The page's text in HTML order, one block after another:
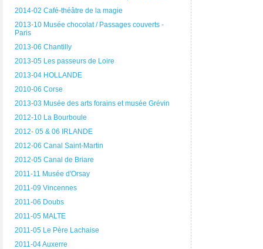
2014-02 Café-théâtre de la magie
2013-10 Musée chocolat / Passages couverts -
Paris
2013-06 Chantilly
2013-05 Les passeurs de Loire
2013-04 HOLLANDE
2010-06 Corse
2013-03 Musée des arts forains et musée Grévin
2012-10 La Bourboule
2012- 05 & 06 IRLANDE
2012-06 Canal Saint-Martin
2012-05 Canal de Briare
2011-11 Musée d'Orsay
2011-09 Vincennes
2011-06 Doubs
2011-05 MALTE
2011-05 Le Père Lachaise
2011-04 Auxerre